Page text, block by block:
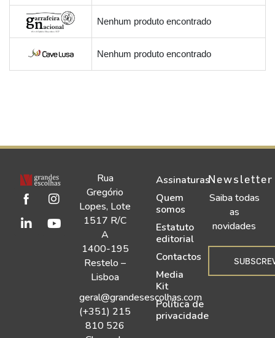
Nenhum produto encontrado
Nenhum produto encontrado
Rua
Gregório
Lopes, Lote
1517 R/C
A
1400-195
Restelo –
Lisboa
geral@grandesescolhas.com
(+351) 215
810 526
Assinaturas
Quem
somos
Estatuto
editorial
Contactos
Media
Kit
Política de
privacidade
Newsletter
Saiba todas
as
novidades